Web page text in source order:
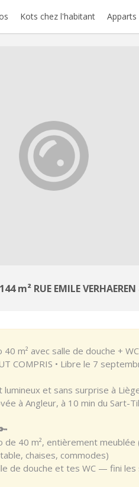
Kots chez l'habitant
m² RUE EMILE
m² avec salle de douche +
COMPRIS • Libre le 7
lumineux et sans surprise à
à Angleur, à 10 min du Sart-
40 m², entièrement meublée
chaises, commodes)
de douche et tes WC — fini